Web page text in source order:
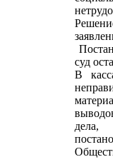
суд
В